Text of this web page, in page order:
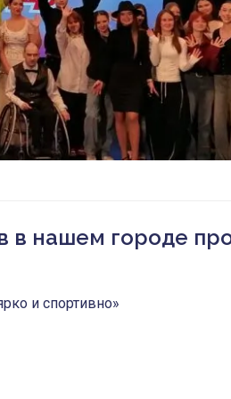
в нашем городе
и спортивно»